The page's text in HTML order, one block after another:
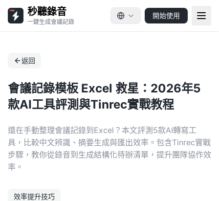
秒聽錄音
一鍵生成會議記錄
開始使用
返回
會議記錄模板 Excel 救星：2026年5
款AI工具評測與Tinrec實戰教程
還在手動整理會議記錄到Excel？本文評測5款AI轉寫工
具，比較中文辨識、摘要生成與匯出效率。包含Tinrec實戰
步驟，教你從錄音到生成結構化待辦清單，提升團隊協作效
率。
效率提升技巧